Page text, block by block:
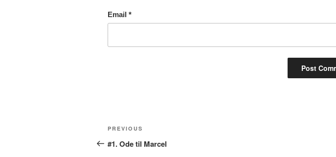
Email *
Post
navigation
Previous
Post
PREVIOUS
#1. Ode til Marcel